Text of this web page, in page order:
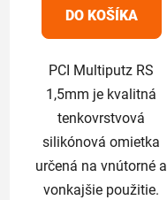
5
hviezdičiek.
DO KOŠÍKA
PCI Multiputz RS
1,5mm je kvalitná
tenkovrstvová
silikónová omietka
určená na vnútorné a
vonkajšie použitie.